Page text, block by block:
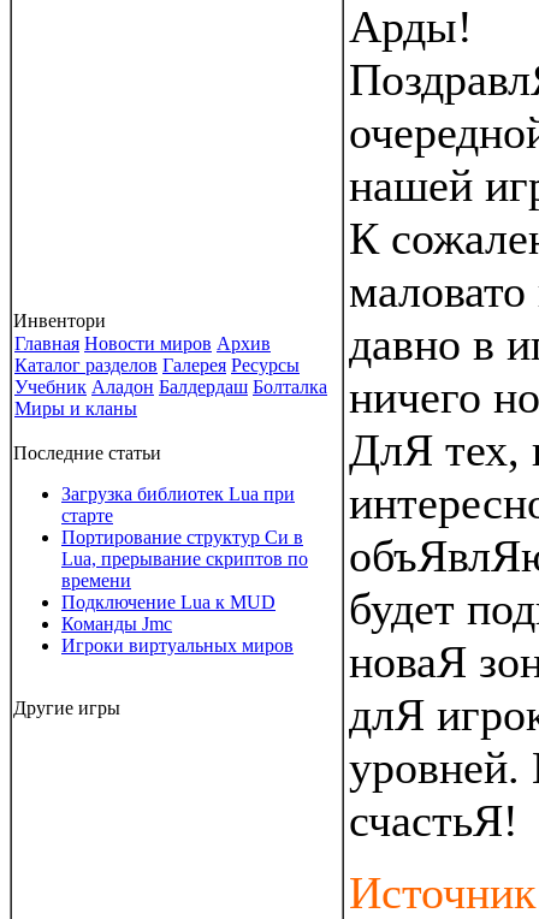
Инвентори
Главная Новости миров Архив
Каталог разделов Галерея Ресурсы
Учебник Аладон Балдердаш Болталка
Миры и кланы
Последние статьи
Загрузка библиотек Lua при
старте
Портирование структур Си в
Lua, прерывание скриптов по
времени
Подключение Lua к MUD
Команды Jmc
Игроки виртуальных миров
Другие игры
Арды!
нашей
К
давно в
ничего
ДлЯ тех,
будет
новаЯ
длЯ
уровней.
счастьЯ!